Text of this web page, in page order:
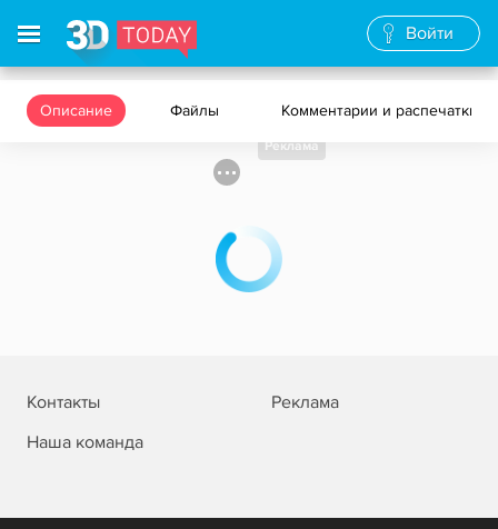
Войти
Описание Файлы Комментарии и распечатки
Реклама
Контакты
Реклама
Наша команда